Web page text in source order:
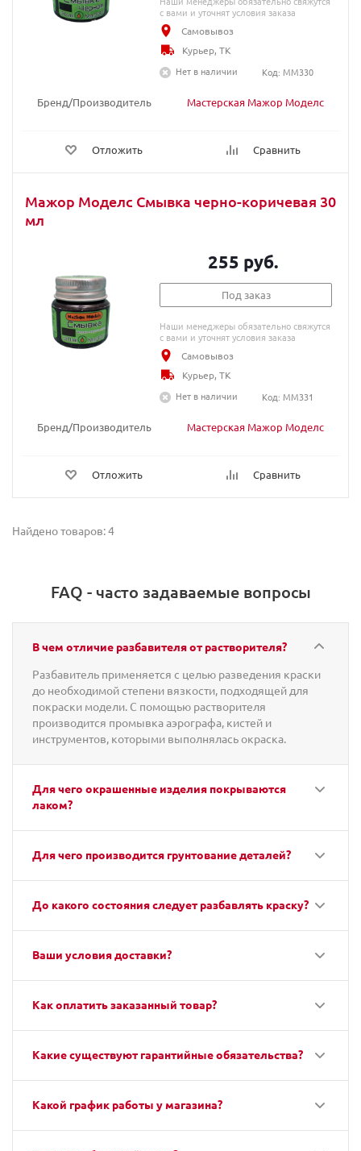
Бренд/Производитель Мастерская Мажор Моделс
Отложить Сравнить
с вами и уточнят условия заказа
Самовывоз
Курьер, ТК
Нет в наличии
Код: MM330
Мажор Моделс Смывка черно-коричевая 30
мл
Бренд/Производитель Мастерская Мажор Моделс
Отложить Сравнить
255 руб.
Под заказ
Наши менеджеры обязательно свяжутся
с вами и уточнят условия заказа
Самовывоз
Курьер, ТК
Нет в наличии
Код: MM331
Найдено товаров: 4
FAQ - часто задаваемые вопросы
В чем отличие разбавителя от растворителя?
Разбавитель применяется с целью разведения краски
до необходимой степени вязкости, подходящей для
покраски модели. С помощью растворителя
производится промывка аэрографа, кистей и
инструментов, которыми выполнялась окраска.
Для чего окрашенные изделия покрываются
лаком?
Для чего производится грунтование деталей?
До какого состояния следует разбавлять краску?
Ваши условия доставки?
Как оплатить заказанный товар?
Какие существуют гарантийные обязательства?
Какой график работы у магазина?